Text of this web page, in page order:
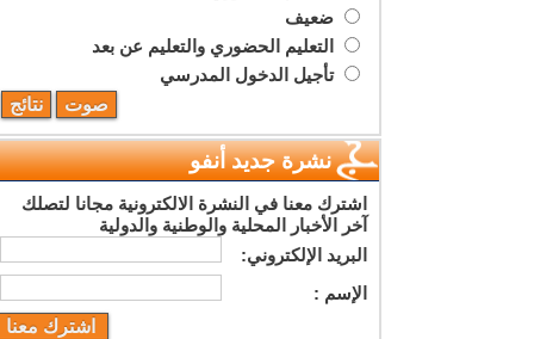
ضعيف
التعليم الحضوري والتعليم عن بعد
تأجيل الدخول المدرسي
نشرة جديد أنفو
اشترك معنا في النشرة الالكترونية مجانا لتصلك
آخر الأخبار المحلية والوطنية والدولية
البريد اﻹلكتروني:
اﻹسم :